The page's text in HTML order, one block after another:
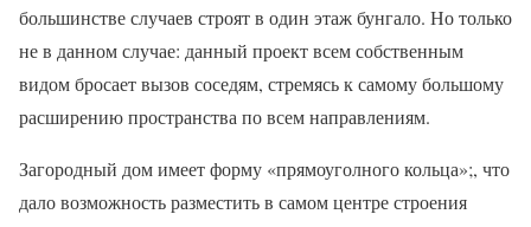
большинстве случаев строят в один этаж бунгало. Но только
не в данном случае: данный проект всем собственным
видом бросает вызов соседям, стремясь к самому большому
расширению пространства по всем направлениям.
Загородный дом имеет форму «прямоуголного кольца»;, что
дало возможность разместить в самом центре строения